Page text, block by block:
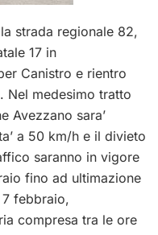
strada regionale 82,
17 in
Canistro e rientro
Nel medesimo tratto
Avezzano sara’
a 50 km/h e il divieto
saranno in vigore
fino ad ultimazione
febbraio,
compresa tra le ore